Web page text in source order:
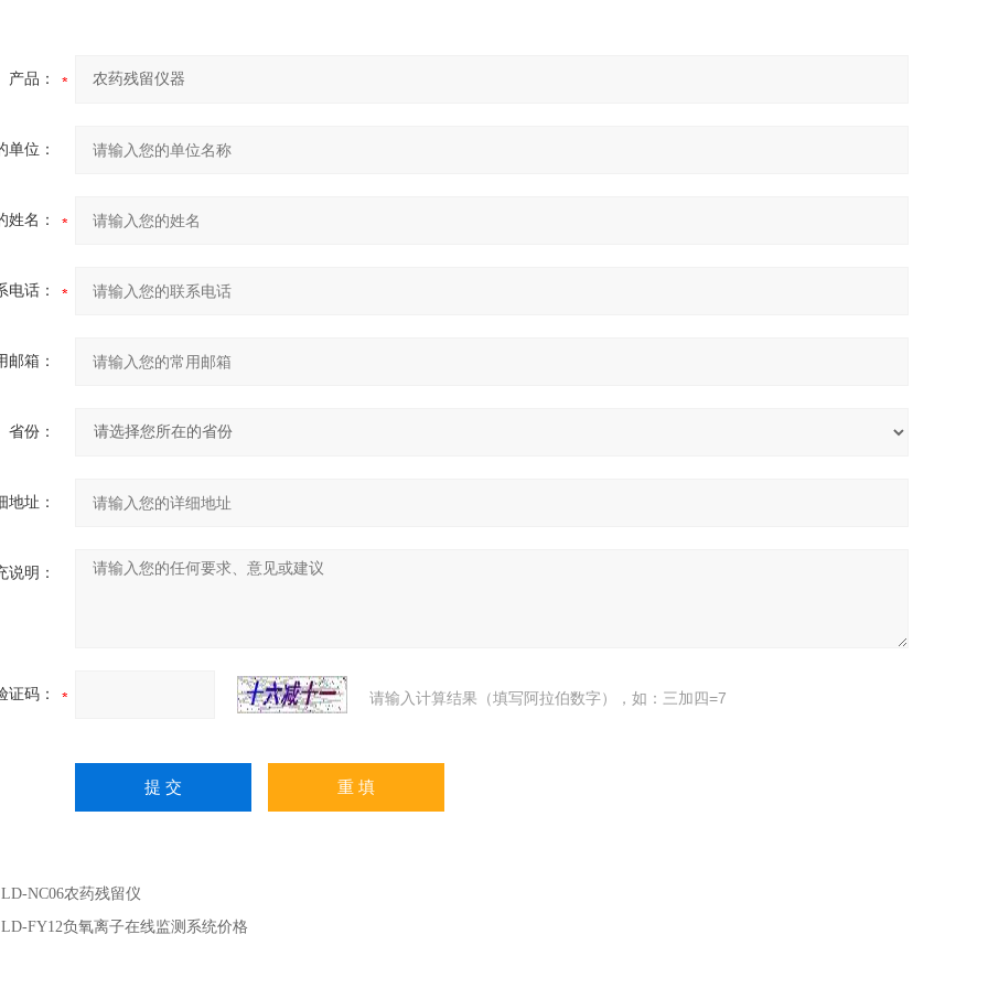
产品：
单位：
姓名：
电话：
邮箱：
省份：
地址：
说明：
证码： 请输入计算结果（填写阿拉伯数字），如：三加四=7
LD-NC06农药残留仪
LD-FY12负氧离子在线监测系统价格